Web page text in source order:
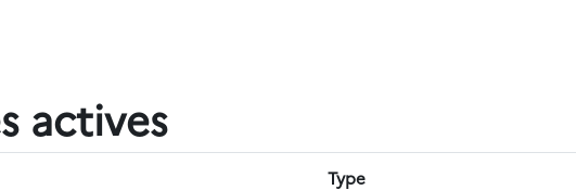
actives
Type